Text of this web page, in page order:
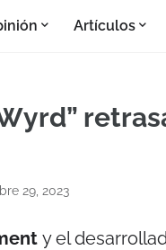
Artículos
29, 2023
y el